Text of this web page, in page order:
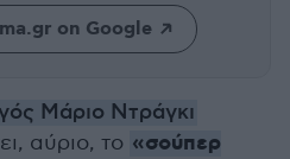
on Google
Μάριο Ντράγκι
αύριο, το «σούπερ